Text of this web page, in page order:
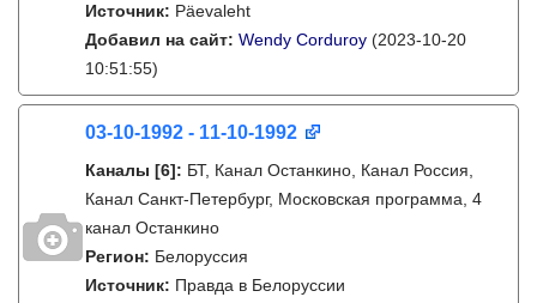
Источник: Päevaleht
Добавил на сайт: Wendy Corduroy (2023-10-20
10:51:55)
03-10-1992 - 11-10-1992
Каналы [6]: БТ, Канал Останкино, Канал Россия,
Канал Санкт-Петербург, Московская программа, 4
канал Останкино
Регион: Белоруссия
Источник: Правда в Белоруссии